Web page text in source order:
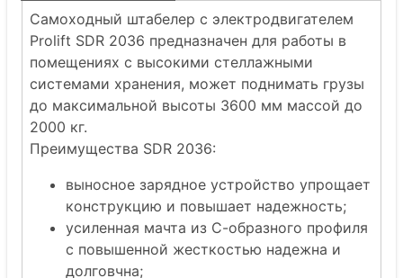
Самоходный штабелер с электродвигателем
Prolift SDR 2036 предназначен для работы в
помещениях с высокими стеллажными
системами хранения, может поднимать грузы
до максимальной высоты 3600 мм массой до
2000 кг.
Преимущества SDR 2036:
выносное зарядное устройство упрощает
конструкцию и повышает надежность;
усиленная мачта из С-образного профиля
c повышенной жесткостью надежна и
долговчна;